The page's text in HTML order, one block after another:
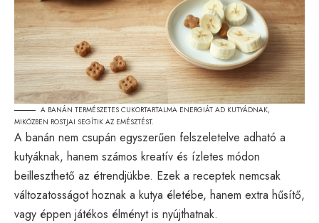
A BANÁN TERMÉSZETES CUKORTARTALMA ENERGIÁT AD KUTYÁDNAK,
MIKÖZBEN ROSTJAI SEGÍTIK AZ EMÉSZTÉST.
A banán nem csupán egyszerűen felszeletelve adható a
kutyáknak, hanem számos kreatív és ízletes módon
beilleszthető az étrendjükbe. Ezek a receptek nemcsak
változatosságot hoznak a kutya életébe, hanem extra hűsítő,
vagy éppen játékos élményt is nyújthatnak.